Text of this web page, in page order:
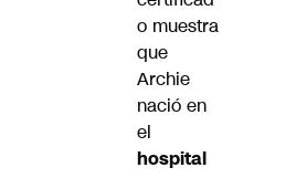
o muestra
que
Archie
nació en
el
hospital